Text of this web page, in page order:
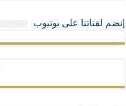
إنضم لقناتنا على يوتيوب